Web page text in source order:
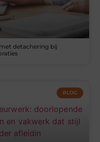
detachering bij
BLOG